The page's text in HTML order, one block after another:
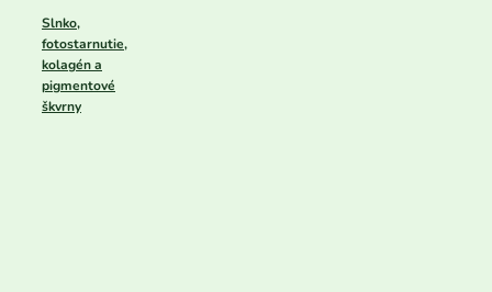
Slnko,
fotostarnutie,
kolagén a
pigmentové
škvrny